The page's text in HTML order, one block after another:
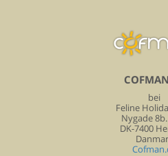
bei
Feline
Nygade
DK-7400